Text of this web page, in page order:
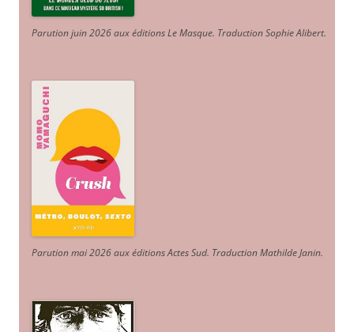
Parution juin 2026 aux éditions Le Masque. Traduction Sophie Alibert.
Parution mai 2026 aux éditions Actes Sud. Traduction Mathilde Janin.